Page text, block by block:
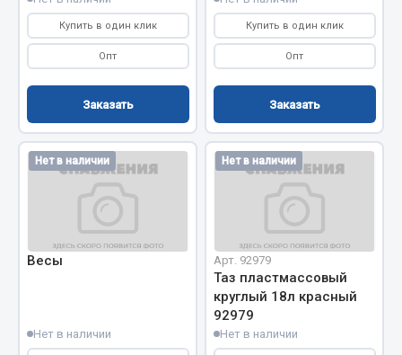
Автомобильная электрика
Автолампы
Блоки реле и предохранителей
Вилки нагрузочные
Выключатели и переключатели клавишные
Изолента
Показать ещё
Купить в один клик
Опт
Заказать
Купить в один клик
Опт
Заказать
Нет в наличии
Весы
Нет в наличии
Нет в наличии
Арт. 92979
Таз пластмассовый
круглый 18л красный
92979
Нет в наличии